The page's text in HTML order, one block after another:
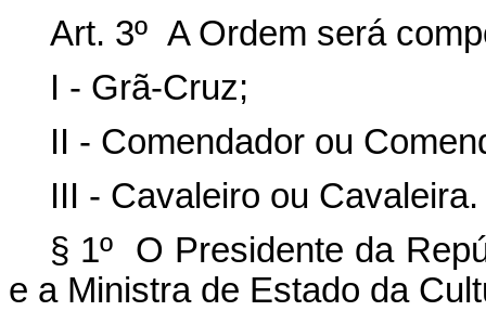
Art. 3º A Ordem será
I - Grã-Cruz;
II - Comendador ou
III - Cavaleiro ou Cavaleira.
§ 1º O Presidente da
e a Ministra de Estado da